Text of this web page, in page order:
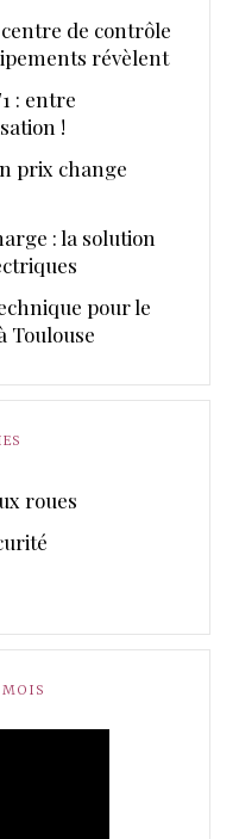
de contrôle
révèlent
: entre
!
prix change
: la solution
pour le
Toulouse
roues